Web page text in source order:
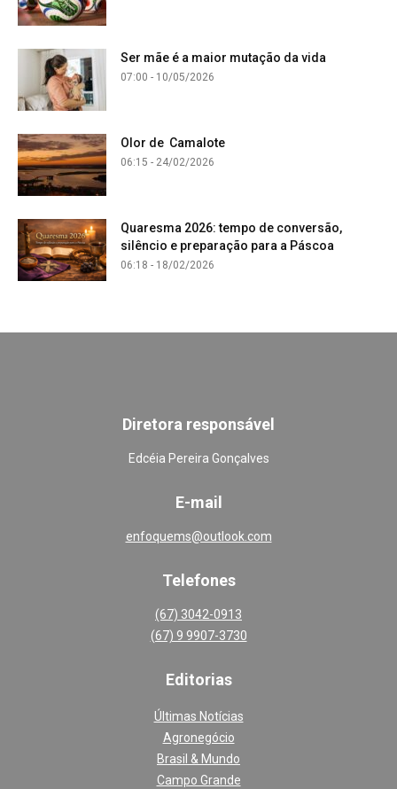
Ser mãe é a maior mutação da vida
07:00 - 10/05/2026
Olor de Camalote
06:15 - 24/02/2026
Quaresma 2026: tempo de conversão,
silêncio e preparação para a Páscoa
06:18 - 18/02/2026
Diretora responsável
Edcéia Pereira Gonçalves
E-mail
enfoquems@outlook.com
Telefones
(67) 3042-0913
(67) 9 9907-3730
Editorias
Últimas Notícias
Agronegócio
Brasil & Mundo
Campo Grande